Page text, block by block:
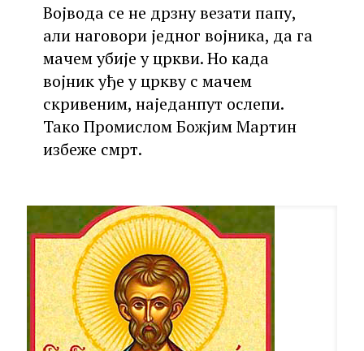
Војвода се не дрзну везати папу,
али наговори једног војника, да га
мачем убије у цркви. Но када
војник уђе у цркву с мачем
скривеним, наједанпут ослепи.
Тако Промислом Божјим Мартин
избеже смрт.